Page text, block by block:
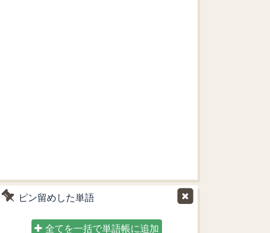
ピン留めした単語
全てを一括で単語帳に追加